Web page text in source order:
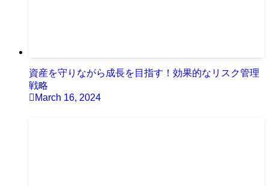
資産を守りながら成長を目指す！効果的なリスク管理
戦略
March 16, 2024